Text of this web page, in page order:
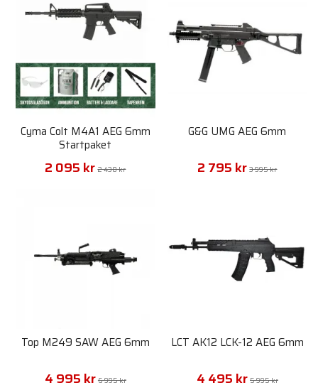
Cyma Colt M4A1 AEG 6mm
Startpaket
2 095 kr 2 430 kr
G&G UMG AEG 6mm
2 795 kr 3 995 kr
Top M249 SAW AEG 6mm
4 995 kr 6 995 kr
LCT AK12 LCK-12 AEG 6mm
4 495 kr 5 995 kr